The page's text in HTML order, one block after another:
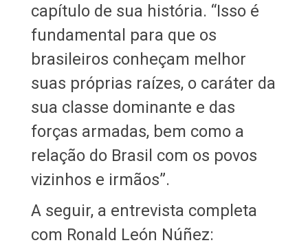
capítulo de sua história. “Isso é
fundamental para que os
brasileiros conheçam melhor
suas próprias raízes, o caráter da
sua classe dominante e das
forças armadas, bem como a
relação do Brasil com os povos
vizinhos e irmãos”.
A seguir, a entrevista completa
com Ronald León Núñez: